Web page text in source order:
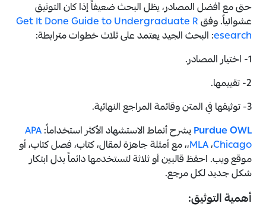
حتى مع أفضل المصادر، يظل البحث ضعيفاً إذا كان التوثيق
عشوائياً. وفقGet It Done Guide to Undergraduate R
esearch: البحث الجيد يعتمد على ثلاث خطوات مترابطة:
1- اختيار المصادر.
2- تقييمها.
3- توثيقها في المتن وقائمة المراجع النهائية.
Purdue OWLيشرح أنماط الاستشهاد الأكثر استخداماً:APA
،MLA،Chicago
، مع أمثلة جاهزة لمقال، كتاب، فصل كتاب، أو
موقع ويب. احفظ قالبين أو ثلاثة لتستخدمها دائماً بدل ابتكار
شكل جديد لكل مرجع.
أهمية التوثيق: